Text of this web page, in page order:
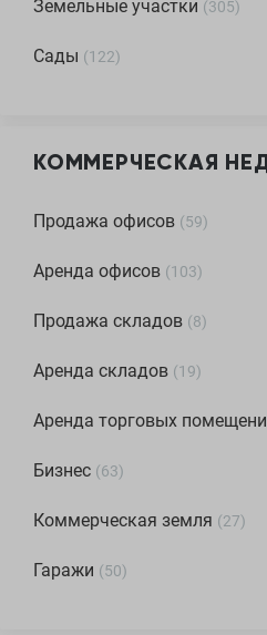
Земельные участки (305)
Сады (122)
КОММЕРЧЕСКАЯ
Продажа офисов (59)
Аренда офисов (103)
Продажа складов (8)
Аренда складов (19)
Аренда торговых
Бизнес (63)
Коммерческая земля (27)
Гаражи (50)